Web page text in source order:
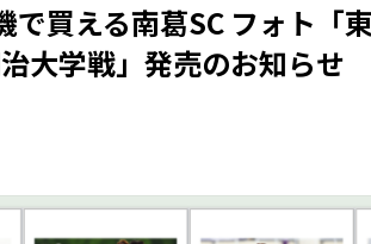
で買える南葛SC フォト「
大学戦」発売のお知らせ